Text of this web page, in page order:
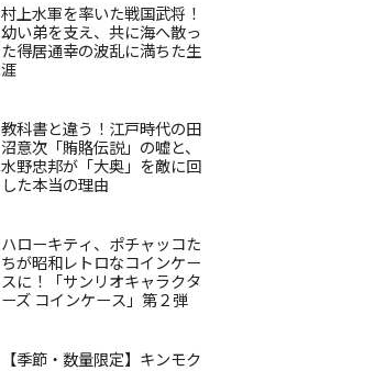
村上水軍を率いた戦国武将！
幼い弟を支え、共に海へ散っ
た得居通幸の波乱に満ちた生
涯
教科書と違う！江戸時代の田
沼意次「賄賂伝説」の嘘と、
水野忠邦が「大奥」を敵に回
した本当の理由
ハローキティ、ポチャッコた
ちが昭和レトロなコインケー
スに！「サンリオキャラクタ
ーズ コインケース」第２弾
【季節・数量限定】キンモク